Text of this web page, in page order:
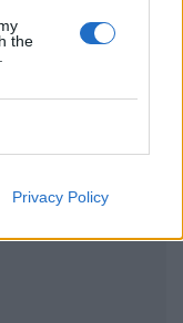
the
Privacy Policy